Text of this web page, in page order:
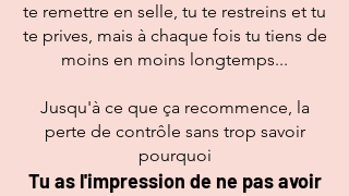
te remettre en selle, tu te restreins et tu
te prives, mais à chaque fois tu tiens de
moins en moins longtemps...​
Jusqu'à ce que ça recommence, la
perte de contrôle sans trop savoir
pourquoi
Tu as l'impression de ne pas avoir